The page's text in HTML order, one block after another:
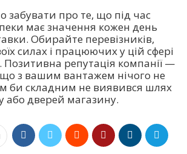
забувати про те, що під час
має значення кожен день
Обирайте перевізників,
силах і працюючих у цій сфері
репутація компанії —
що з вашим вантажем нічого не
би складним не виявився шлях
або дверей магазину.